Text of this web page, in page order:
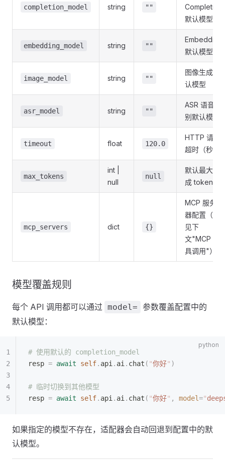
completion_model string ""
Completion
默认模型
embedding_model string ""
Embedding
默认模型
image_model string ""
图像生成默
认模型
asr_model string ""
ASR 语音识
别默认模型
timeout float 120.0
HTTP 请求
超时（秒）
max_tokens
int |
null
null
默认最大生
成 token 数
mcp_servers dict {}
MCP 服务
器配置（详
见下
文"MCP 工
具调用"）
模型覆盖规则
每个 API 调用都可以通过 model= 参数覆盖配置中的
默认模型：
# 使用默认的 completion_model
resp = await self. api . ai . chat ( "你好" )
# 临时切换到其他模型
resp = await self. api . ai . chat ( "你好" , model="
如果指定的模型不存在，适配器会自动回退到配置中的默
认模型。